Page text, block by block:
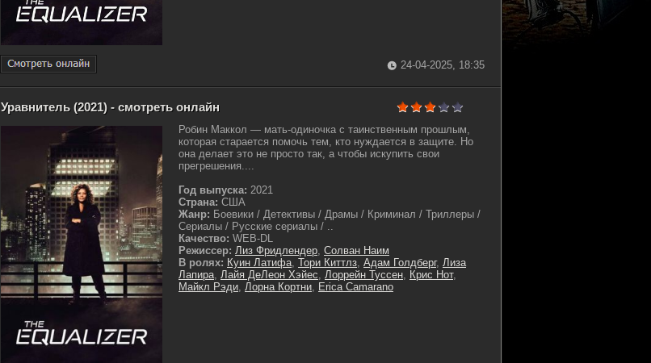
24-04-2025, 18:35
Уравнитель (2021) - смотреть онлайн
Робин Маккол — мать-одиночка с таинственным прошлым,
которая старается помочь тем, кто нуждается в защите. Но
она делает это не просто так, а чтобы искупить свои
прегрешения....
Год выпуска: 2021
Страна: США
Жанр: Боевики / Детективы / Драмы / Криминал / Триллеры /
Сериалы / Русские сериалы / ..
Качество: WEB-DL
Режиссер: Лиз Фридлендер, Солван Наим
В ролях: Куин Латифа, Тори Киттлз, Адам Голдберг, Лиза
Лапира, Лайя ДеЛеон Хэйес, Лоррейн Туссен, Крис Нот,
Майкл Рэди, Лорна Кортни, Erica Camarano